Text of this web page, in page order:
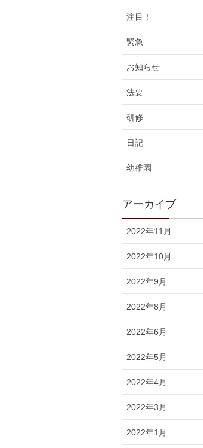
注目！
緊急
お知らせ
法要
研修
日記
幼稚園
アーカイブ
2022年11月
2022年10月
2022年9月
2022年8月
2022年6月
2022年5月
2022年4月
2022年3月
2022年1月